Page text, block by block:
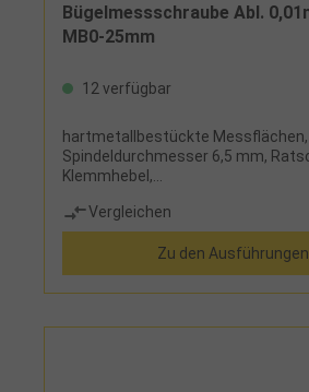
Bügelmessschraube Abl.
MB0-25mm
12 verfügbar
hartmetallbestückte Messflächen,
Spindeldurchmesser 6,5 mm,
Klemmhebel,
Holzetui, ab Messbereich 25-50
Einstellmaß
Vergleichen
Zu den